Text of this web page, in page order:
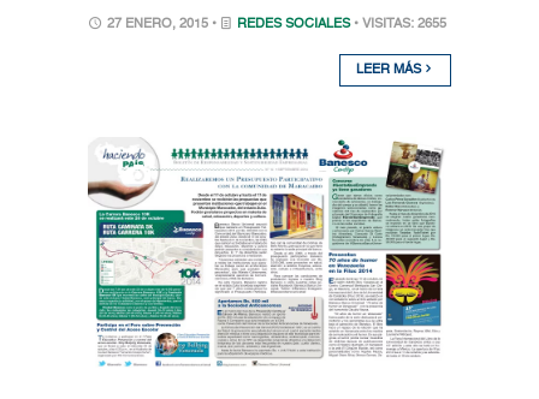
27 ENERO, 2015 • REDES SOCIALES • VISITAS: 2655
LEER MÁS